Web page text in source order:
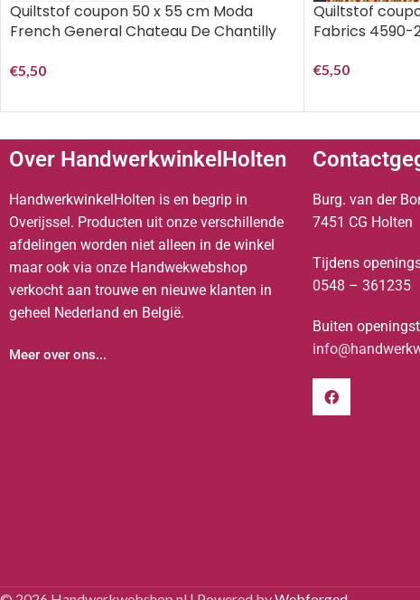
Quiltstof coupon 50 x 55 cm Moda
French General Chateau De Chantilly
€5,50
Quiltstof
Fabrics 4590-
€5,50
Over HandwerkwinkelHolten
HandwerkwinkelHolten is en begrip in
Overijssel. Producten uit onze verschillende
afdelingen worden niet alleen in de winkel
maar ook via onze Handwekwebshop
verkocht aan trouwe en nieuwe klanten in
geheel Nederland en België.
Meer over ons...
Burg. van der
7451 CG Holten
Tijdens
0548 – 361235
Buiten